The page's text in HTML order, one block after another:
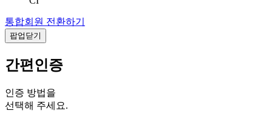
통합회원 전환하기
팝업닫기
간편인증
인증 방법을
선택해 주세요.